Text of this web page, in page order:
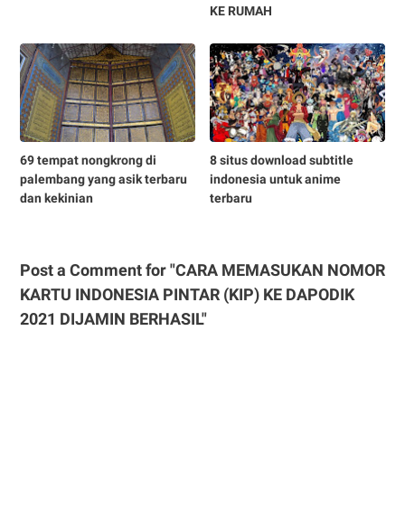
KE RUMAH
69 tempat nongkrong di
palembang yang asik terbaru
dan kekinian
8 situs download subtitle
indonesia untuk anime
terbaru
Post a Comment for "CARA MEMASUKAN NOMOR
KARTU INDONESIA PINTAR (KIP) KE DAPODIK
2021 DIJAMIN BERHASIL"